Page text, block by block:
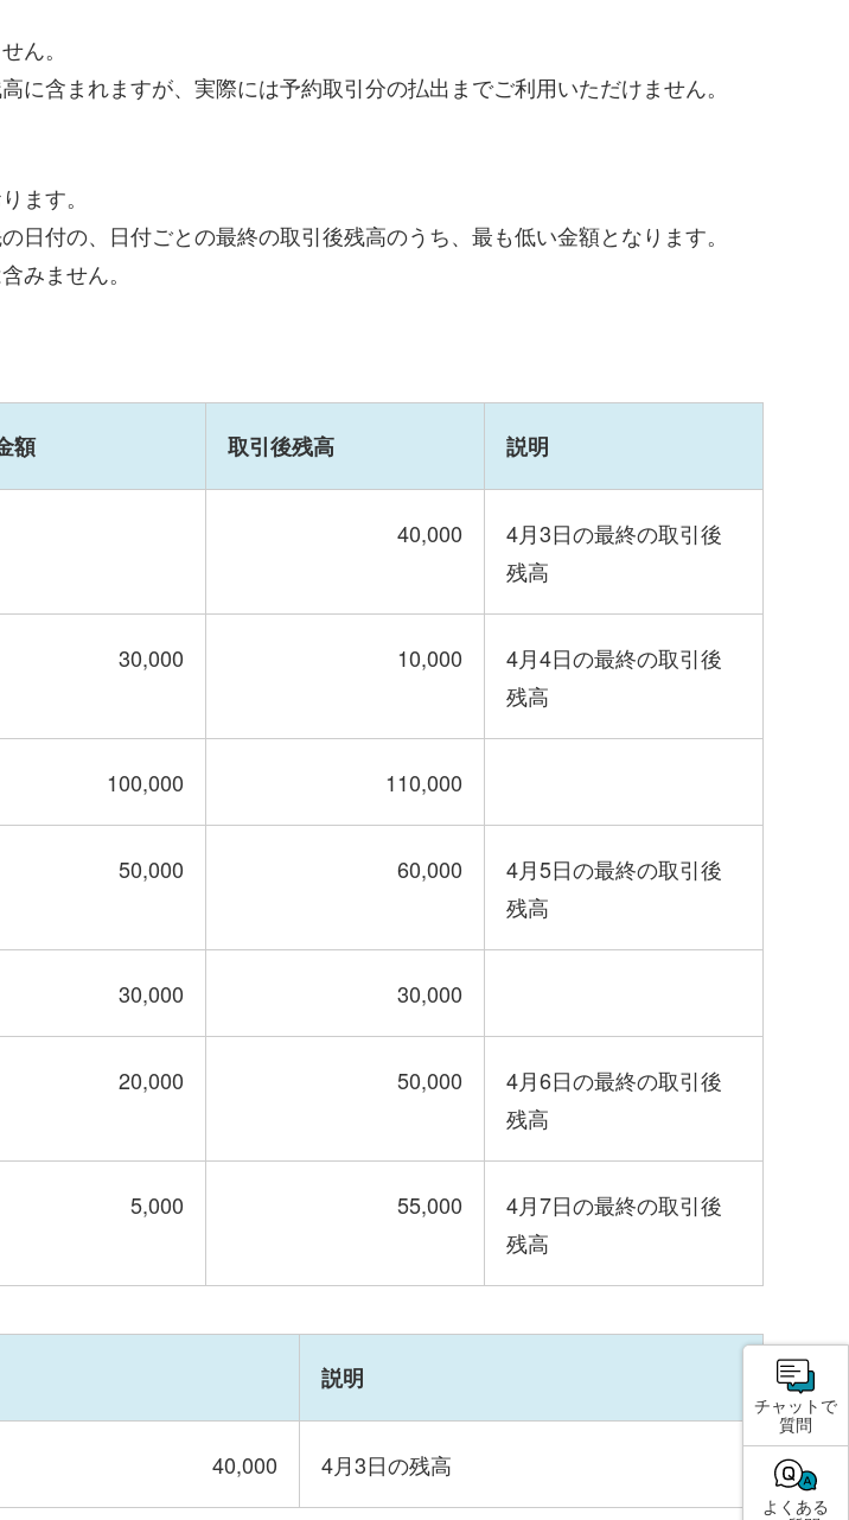
ん。
含まれますが、実際には予約取引分の払出までご利用いただけません。
ます。
付の、日付ごとの最終の取引後残高のうち、最も低い金額となります。
みません。
額 取引後残高 説明
40,000
4月3日の最終の取引後
残高
30,000 10,000
4月4日の最終の取引後
残高
100,000 110,000
50,000 60,000
4月5日の最終の取引後
残高
30,000 30,000
20,000 50,000
4月6日の最終の取引後
残高
5,000 55,000
4月7日の最終の取引後
残高
説明
40,000 4月3日の残高
チャットで
質問
よくある